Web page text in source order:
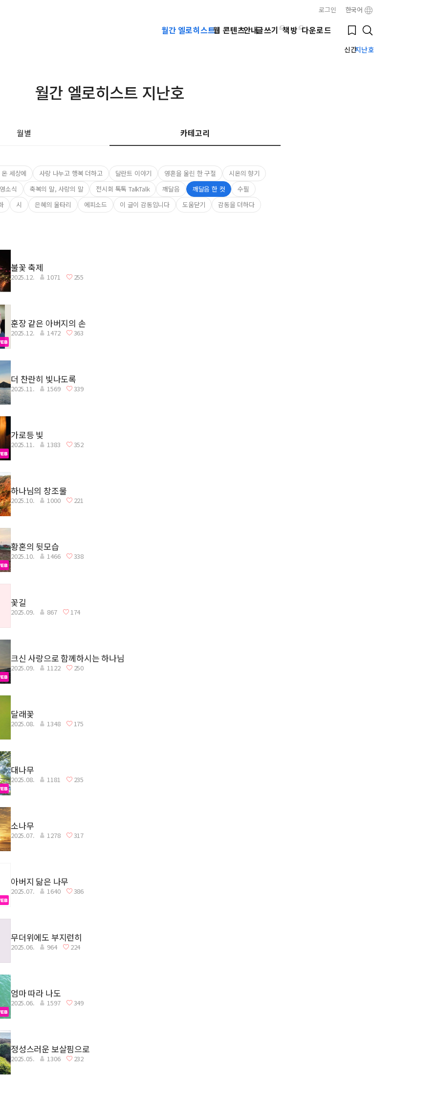
로그인 한국어
Bookmark
Search
월간 엘로히스트웹 콘텐츠안내글쓰기 책방 다운로드
신간지난호
월간 엘로히스트 지난호
월별 카테고리
세상에 사랑 나누고 행복 더하고 달란트 이야기 영혼을 울린 한 구절
시온의 향기
소식
축복의 말, 사랑의 말 전시회 톡톡 TalkTalk 깨달음 깨달음 한 컷
수필
시 은혜의 울타리 에피소드 이 글이 감동입니다 도움닫기 감동을 더하다
불꽃 축제
2025.12. 1071 255
훈장 같은 아버지의 손
2025.12. 1472 363
더 찬란히 빛나도록
2025.11. 1569 339
가로등 빛
2025.11. 1383 352
하나님의 창조물
2025.10. 1000 221
황혼의 뒷모습
2025.10. 1466 338
꽃길
2025.09. 867 174
크신 사랑으로 함께하시는 하나님
2025.09. 1122 250
달래꽃
2025.08. 1348 175
대나무
2025.08. 1181 235
소나무
2025.07. 1278 317
아버지 닮은 나무
2025.07. 1640 386
무더위에도 부지런히
2025.06. 964 224
엄마 따라 나도
2025.06. 1597 349
정성스러운 보살핌으로
2025.05. 1306 232